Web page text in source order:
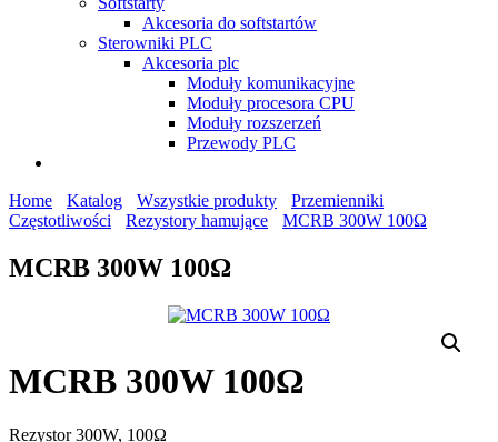
Akcesoria do softstartów
Sterowniki PLC
Akcesoria plc
Moduły komunikacyjne
Moduły procesora CPU
Moduły rozszerzeń
Przewody PLC
Home Katalog Wszystkie produkty
Przemienniki
Częstotliwości
Rezystory hamujące MCRB 300W 100Ω
MCRB 300W 100Ω
MCRB 300W 100Ω
Rezystor 300W, 100Ω